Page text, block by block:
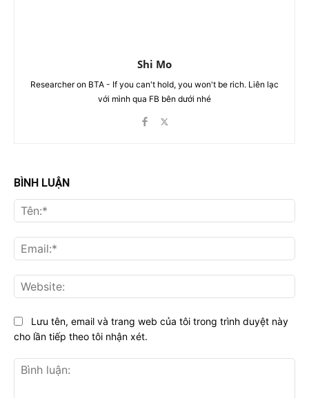
Shi Mo
Researcher on BTA - If you can't hold, you won't be rich. Liên lạc
với mình qua FB bên dưới nhé
BÌNH LUẬN
Lưu tên, email và trang web của tôi trong trình duyệt này
cho lần tiếp theo tôi nhận xét.